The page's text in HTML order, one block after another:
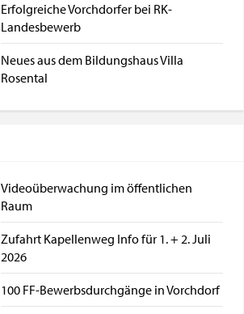
Erfolgreiche Vorchdorfer bei RK-
Landesbewerb
Neues aus dem Bildungshaus Villa
Rosental
Videoüberwachung im öffentlichen
Raum
Zufahrt Kapellenweg Info für 1. + 2. Juli
2026
100 FF-Bewerbsdurchgänge in Vorchdorf